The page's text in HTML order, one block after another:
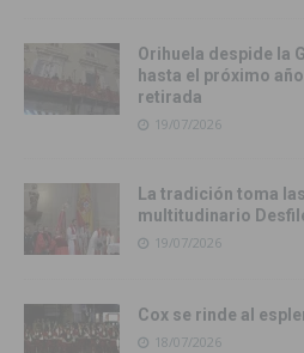
Orihuela despide la
hasta el próximo
retirada
19/07/2026
La tradición toma
multitudinario
19/07/2026
Cox se rinde al
18/07/2026